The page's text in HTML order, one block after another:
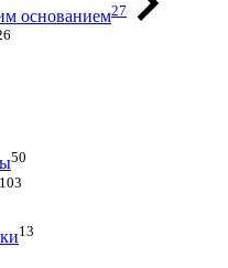
основанием27
50
103
13